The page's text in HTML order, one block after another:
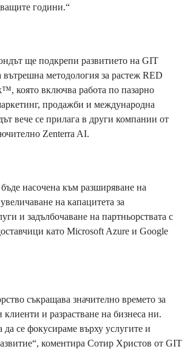
години.“
ще подкрепи развитието на GIT
вътрешна методология за растеж RED
която включва работа по пазарно
продажби и международна
вече се прилага в други компании от
Zenterra AI.
насочена към разширяване на
на капацитета за
и задълбочаване на партньорствата с
като Microsoft Azure и Google
съкращава значително времето за
клиенти и разрастване на бизнеса ни.
да се фокусираме върху услугите и
коментира Сотир Христов от GIT